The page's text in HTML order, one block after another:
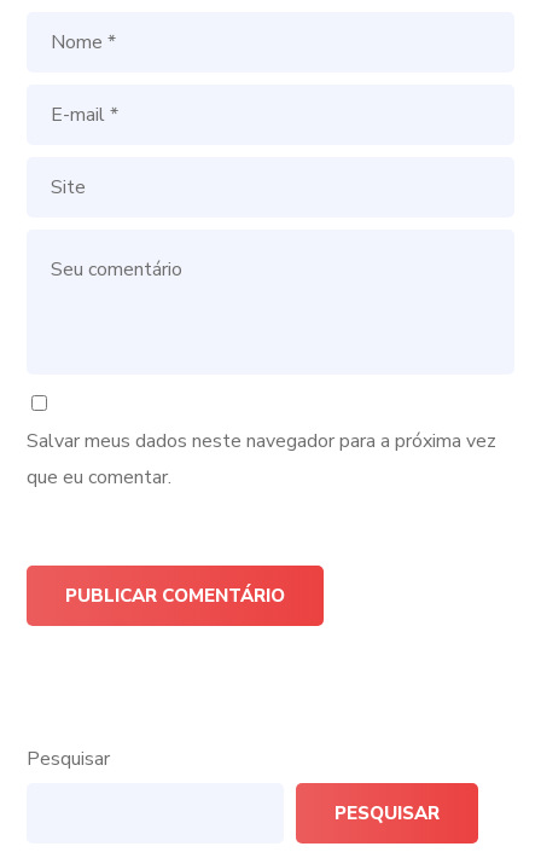
Salvar meus dados neste navegador para a próxima vez
que eu comentar.
Pesquisar
PESQUISAR